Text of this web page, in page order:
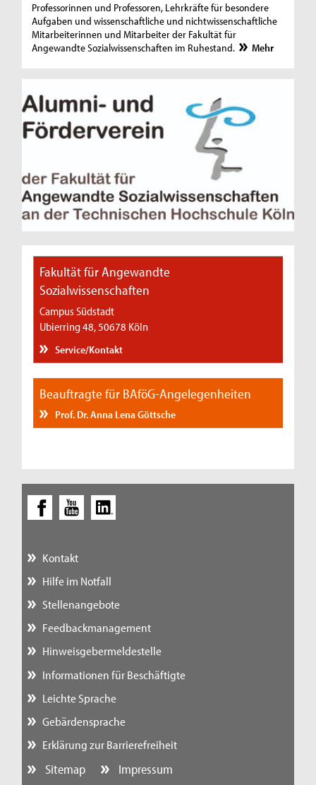
Professorinnen und Professoren, Lehrkräfte für besondere
Aufgaben und wissenschaftliche und nichtwissenschaftliche
Mitarbeiterinnen und Mitarbeiter der Fakultät für
Angewandte Sozialwissenschaften im Ruhestand.
Mehr
Fakultät für Angewandte
Sozialwissenschaften
Campus Südstadt
Ubierring 48, 50678 Köln
Service/Kontakt
Beauftragte für BAföG-Angelegenheiten
Prof. Dr. Anna Lena Göttsche
Kontakt
Hilfe im Notfall
Stellenangebote
Feedbackmanagement
Hinweisgebermeldestelle
Informationen für Beschäftigte
Leichte Sprache
Gebärdensprache
Erklärung zur Barrierefreiheit
Sitemap Impressum